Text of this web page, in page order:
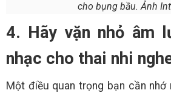
cho bụng bầu. Ảnh
4. Hãy vặn nhỏ âm
nhạc cho thai nhi
Một điều quan trọng bạn cần